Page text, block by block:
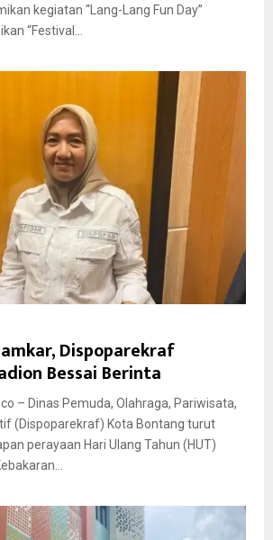
kegiatan “Lang-Lang Fun Day”
“Festival...
Dispoparekraf
Bessai Berinta
– Dinas Pemuda, Olahraga, Pariwisata,
(Dispoparekraf) Kota Bontang turut
perayaan Hari Ulang Tahun (HUT)